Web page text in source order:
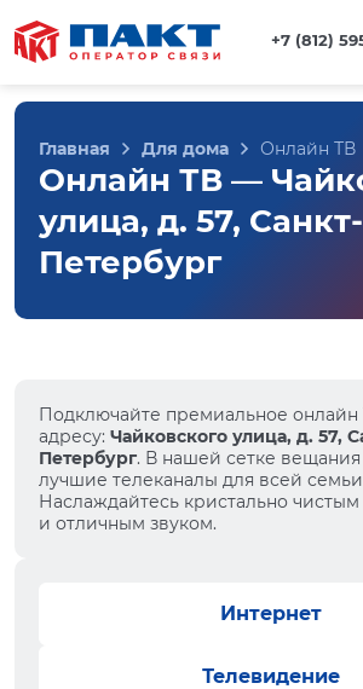
+7 (812)
Главная Для дома Онлайн ТВ
Онлайн ТВ —
улица, д. 57, Санкт-
Петербург
Подключайте премиальное
адресу: Чайковского улица, д. 57,
Петербург. В нашей сетке
лучшие телеканалы для всей
Наслаждайтесь кристально
и отличным звуком.
Интернет
Телевидение